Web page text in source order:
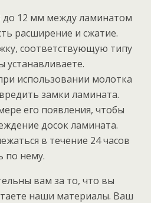
до 12 мм между ламинатом
расширение и сжатие.
соответствующую типу
использовании молотка
замки ламината.
его появления, чтобы
досок ламината.
в течение 24 часов
по нему.
вам за то, что вы
наши материалы. Ваш